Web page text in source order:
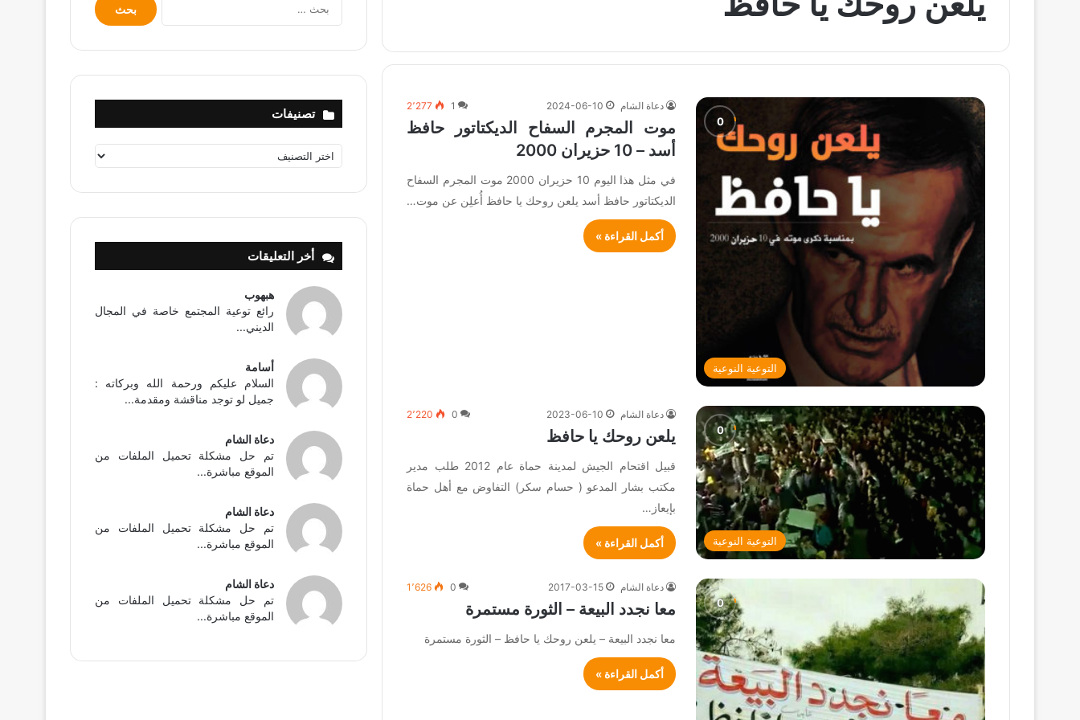
التوعية النوعية
دعاة الشام 2024-06-10
1 2٬277
موت المجرم السفاح الديكتاتور حافظ
أسد – 10 حزيران 2000
في مثل هذا اليوم 10 حزيران 2000 موت المجرم السفاح
الديكتاتور حافظ أسد يلعن روحك يا حافظ أُعلِن عن موت…
أكمل القراءة »
التوعية النوعية
دعاة الشام 2023-06-10
0 2٬220
يلعن روحك يا حافظ
قبيل اقتحام الجيش لمدينة حماة عام 2012 طلب مدير
مكتب بشار المدعو ( حسام سكر) التفاوض مع أهل حماة
بإيعاز…
أكمل القراءة »
دعاة الشام 2017-03-15
0 1٬626
معا نجدد البيعة – الثورة مستمرة
معا نجدد البيعة – يلعن روحك يا حافظ – الثورة مستمرة
أكمل القراءة »
عن:
تصنيفات
تصنيفات
أخر التعليقات
هبهوب
رائع توعية المجتمع خاصة في المجال
الديني...
أسامة
السلام عليكم ورحمة الله وبركاته :
جميل لو توجد مناقشة ومقدمة...
دعاة الشام
تم حل مشكلة تحميل الملفات من
الموقع مباشرة...
دعاة الشام
تم حل مشكلة تحميل الملفات من
الموقع مباشرة...
دعاة الشام
تم حل مشكلة تحميل الملفات من
الموقع مباشرة...